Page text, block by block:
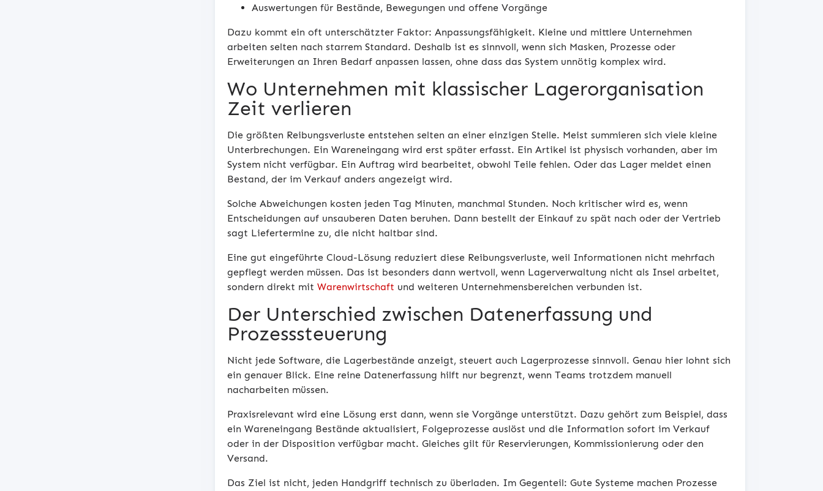
Auswertungen für Bestände, Bewegungen und offene Vorgänge
Dazu kommt ein oft unterschätzter Faktor: Anpassungsfähigkeit. Kleine und mittlere Unternehmen
arbeiten selten nach starrem Standard. Deshalb ist es sinnvoll, wenn sich Masken, Prozesse oder
Erweiterungen an Ihren Bedarf anpassen lassen, ohne dass das System unnötig komplex wird.
Wo Unternehmen mit klassischer Lagerorganisation
Zeit verlieren
Die größten Reibungsverluste entstehen selten an einer einzigen Stelle. Meist summieren sich viele kleine
Unterbrechungen. Ein Wareneingang wird erst später erfasst. Ein Artikel ist physisch vorhanden, aber im
System nicht verfügbar. Ein Auftrag wird bearbeitet, obwohl Teile fehlen. Oder das Lager meldet einen
Bestand, der im Verkauf anders angezeigt wird.
Solche Abweichungen kosten jeden Tag Minuten, manchmal Stunden. Noch kritischer wird es, wenn
Entscheidungen auf unsauberen Daten beruhen. Dann bestellt der Einkauf zu spät nach oder der Vertrieb
sagt Liefertermine zu, die nicht haltbar sind.
Eine gut eingeführte Cloud-Lösung reduziert diese Reibungsverluste, weil Informationen nicht mehrfach
gepflegt werden müssen. Das ist besonders dann wertvoll, wenn Lagerverwaltung nicht als Insel arbeitet,
sondern direkt mit Warenwirtschaft und weiteren Unternehmensbereichen verbunden ist.
Der Unterschied zwischen Datenerfassung und
Prozesssteuerung
Nicht jede Software, die Lagerbestände anzeigt, steuert auch Lagerprozesse sinnvoll. Genau hier lohnt sich
ein genauer Blick. Eine reine Datenerfassung hilft nur begrenzt, wenn Teams trotzdem manuell
nacharbeiten müssen.
Praxisrelevant wird eine Lösung erst dann, wenn sie Vorgänge unterstützt. Dazu gehört zum Beispiel, dass
ein Wareneingang Bestände aktualisiert, Folgeprozesse auslöst und die Information sofort im Verkauf
oder in der Disposition verfügbar macht. Gleiches gilt für Reservierungen, Kommissionierung oder den
Versand.
Das Ziel ist nicht, jeden Handgriff technisch zu überladen. Im Gegenteil: Gute Systeme machen Prozesse